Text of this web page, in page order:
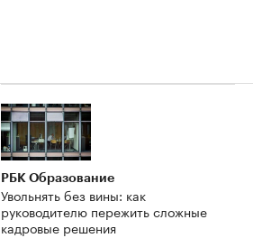
РБК Образование
Увольнять без вины: как
руководителю пережить сложные
кадровые решения